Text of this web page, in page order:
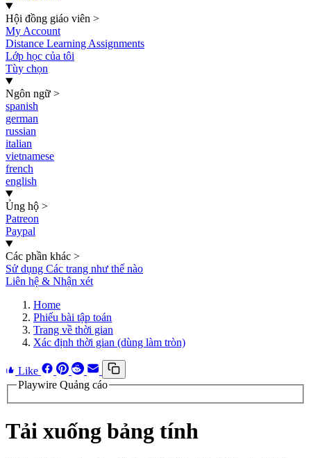
Hội đồng giáo viên >
My Account
Distance Learning Assignments
Lớp học của tôi
Tùy chọn
Ngôn ngữ >
spanish
german
russian
italian
vietnamese
french
english
Ủng hộ >
Patreon
Paypal
Các phần khác >
Sử dụng Các trang như thế nào
Liên hệ & Nhận xét
Home
Phiếu bài tập toán
Trang về thời gian
Xác định thời gian (dùng làm tròn)
Like
Playwire Quảng cáo
Tải xuống bảng tính